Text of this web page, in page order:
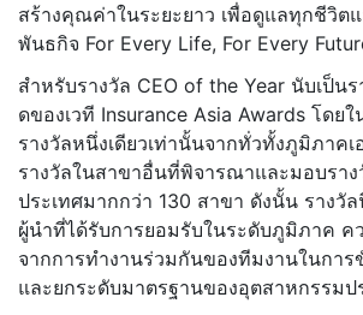
สร้างคุณค่าในระยะยาว เพื่อดูแลทุกชีวิต
พันธกิจ For Every Life, For Every
สำหรับรางวัล CEO of the Year นับเป็นร
ดของเวที Insurance Asia Awards โดย
รางวัลหนึ่งเดียวเท่านั้นจากทั่วทั้งภูมิภาคเ
รางวัลในสาขาอื่นที่พิจารณาและมอบรา
ประเทศมากกว่า 130 สาขา ดังนั้น รางวั
ผู้นำที่ได้รับการยอมรับในระดับภูมิภาค ค
จากการทำงานร่วมกันของทีมงานในการ
และยกระดับมาตรฐานของอุตสาหกรรมป